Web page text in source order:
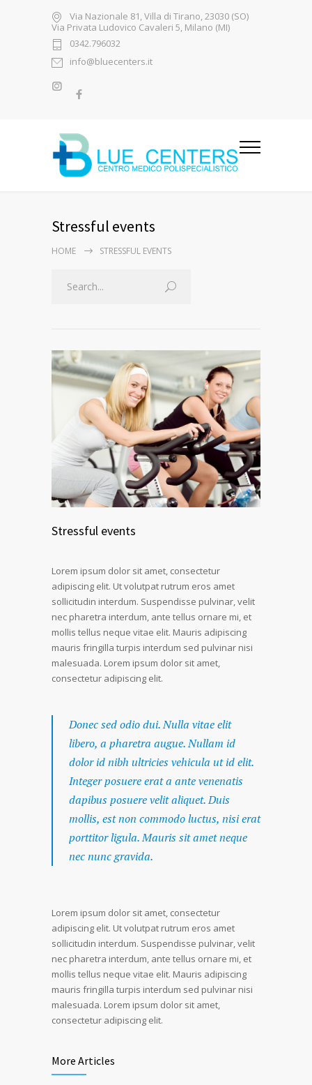
Via Nazionale 81, Villa di Tirano, 23030 (SO)
Via Privata Ludovico Cavaleri 5, Milano (MI)
0342.796032
info@bluecenters.it
Stressful events
HOME STRESSFUL EVENTS
Stressful events
Lorem ipsum dolor sit amet, consectetur
adipiscing elit. Ut volutpat rutrum eros amet
sollicitudin interdum. Suspendisse pulvinar, velit
nec pharetra interdum, ante tellus ornare mi, et
mollis tellus neque vitae elit. Mauris adipiscing
mauris fringilla turpis interdum sed pulvinar nisi
malesuada. Lorem ipsum dolor sit amet,
consectetur adipiscing elit.
Donec sed odio dui. Nulla vitae elit
libero, a pharetra augue. Nullam id
dolor id nibh ultricies vehicula ut id elit.
Integer posuere erat a ante venenatis
dapibus posuere velit aliquet. Duis
mollis, est non commodo luctus, nisi erat
porttitor ligula. Mauris sit amet neque
nec nunc gravida.
Lorem ipsum dolor sit amet, consectetur
adipiscing elit. Ut volutpat rutrum eros amet
sollicitudin interdum. Suspendisse pulvinar, velit
nec pharetra interdum, ante tellus ornare mi, et
mollis tellus neque vitae elit. Mauris adipiscing
mauris fringilla turpis interdum sed pulvinar nisi
malesuada. Lorem ipsum dolor sit amet,
consectetur adipiscing elit.
More Articles